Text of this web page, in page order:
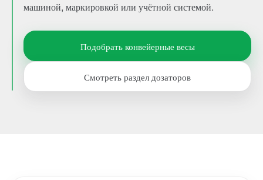
машиной, маркировкой или учётной системой.
Подобрать конвейерные весы
Смотреть раздел дозаторов